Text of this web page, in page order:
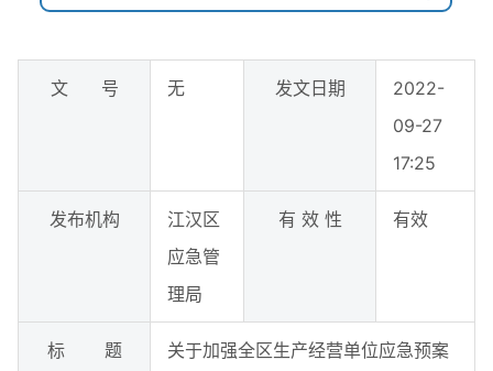
文 号 无 发文日期
2022-
09-27
17:25
发布机构
江汉区
应急管
理局
有 效 性 有效
标 题
关于加强全区生产经营单位应急预案